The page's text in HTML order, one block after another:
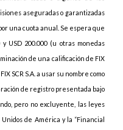
aseguradas o garantizadas
una cuota anual. Se espera que
USD 200.000 (u otras monedas
de una calificación de FIX
SCR S.A. a usar su nombre como
de registro presentada bajo
pero no excluyente, las leyes
de América y la “Financial